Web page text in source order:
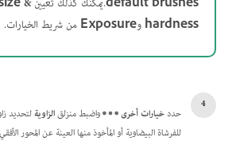
hardnessوExposureمن شريط الخيارات.
حددخيارات أخرى واضبط منزلقالزاويةلتحديد
للفرشاة البيضاوية أو المأخوذ منها العينة عن المحور